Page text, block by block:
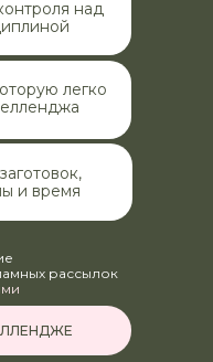
над
легко
и время
рассылок